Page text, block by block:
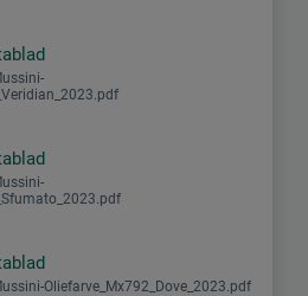
Oliefarve_Mx792_Dove_2023.pdf